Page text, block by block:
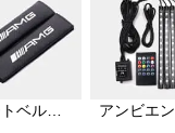
ベルト
アンビエ